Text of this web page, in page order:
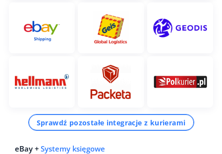
Sprawdź pozostałe integracje z kurierami
eBay +Systemy księgowe